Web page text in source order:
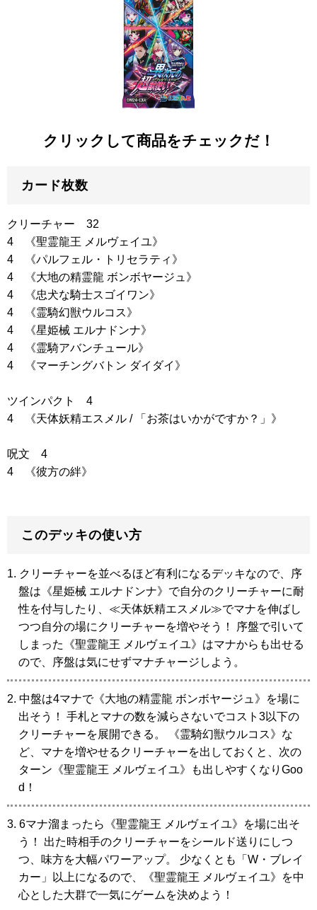
クリックして商品をチェックだ！
カード枚数
クリーチャー 32
4
《聖霊龍王 メルヴェイユ》
4
《パルフェル・トリセラティ》
4
《大地の精霊龍 ボンボヤージュ》
4
《忠犬な騎士スゴイワン》
4
《霊騎幻獣ウルコス》
4
《星姫械 エルナドンナ》
4
《霊騎アバンチュール》
4
《マーチングバトン ダイダイ》
ツインパクト 4
4
《天体妖精エスメル / 「お茶はいかがですか？」》
呪文 4
4
《彼方の絆》
このデッキの使い方
1. クリーチャーを並べるほど有利になるデッキなので、序
盤は 《星姫械 エルナドンナ》 で自分のクリーチャーに耐
性を付与したり、≪天体妖精エスメル≫でマナを伸ばし
つつ自分の場にクリーチャーを増やそう！ 序盤で引いて
しまった
《聖霊龍王 メルヴェイユ》 はマナからも出せる
ので、序盤は気にせずマナチャージしよう。
2. 中盤は4マナで《大地の精霊龍 ボンボヤージュ》
を場に
出そう！ 手札とマナの数を減らさないでコスト3以下の
クリーチャーを展開できる。
《霊騎幻獣ウルコス》 な
ど、マナを増やせるクリーチャーを出しておくと、次の
ターン 《聖霊龍王 メルヴェイユ》
も出しやすくなりGoo
d！
3. 6マナ溜まったら 《聖霊龍王 メルヴェイユ》
を場に出そ
う！ 出た時相手のクリーチャーをシールド送りにしつ
つ、味方を大幅パワーアップ。 少なくとも「W・ブレイ
カー」以上になるので、
《聖霊龍王 メルヴェイユ》
を中
心とした大群で一気にゲームを決めよう！